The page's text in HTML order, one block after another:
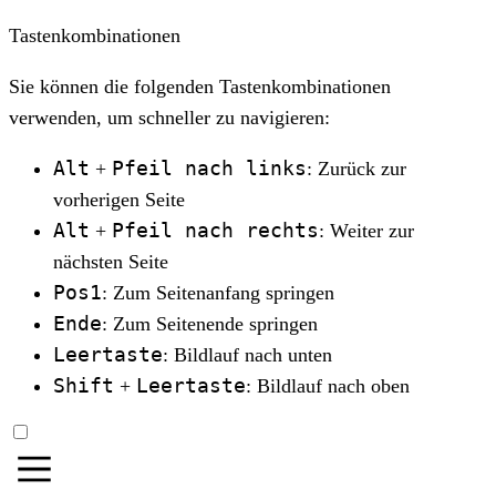
Tastenkombinationen
Sie können die folgenden Tastenkombinationen
verwenden, um schneller zu navigieren:
Alt + Pfeil nach links: Zurück zur
vorherigen Seite
Alt + Pfeil nach rechts: Weiter zur
nächsten Seite
Pos1: Zum Seitenanfang springen
Ende: Zum Seitenende springen
Leertaste: Bildlauf nach unten
Shift + Leertaste: Bildlauf nach oben